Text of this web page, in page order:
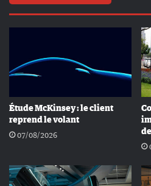
Étude McKinsey : le client
reprend le volant
07/08/2026